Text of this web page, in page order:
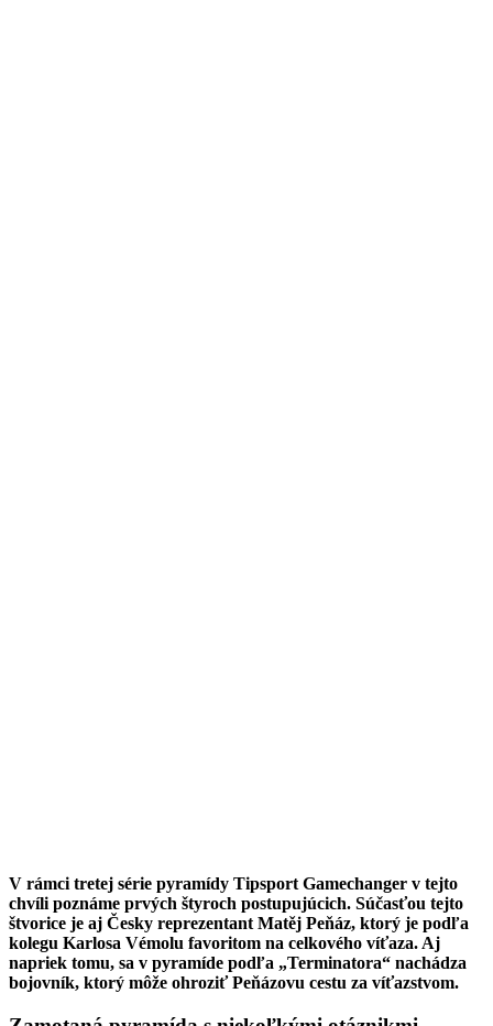
V rámci tretej série pyramídy Tipsport Gamechanger v tejto
chvíli poznáme prvých štyroch postupujúcich. Súčasťou tejto
štvorice je aj Česky reprezentant Matěj Peňáz, ktorý je podľa
kolegu Karlosa Vémolu favoritom na celkového víťaza. Aj
napriek tomu, sa v pyramíde podľa „Terminatora“ nachádza
bojovník, ktorý môže ohroziť Peňázovu cestu za víťazstvom.